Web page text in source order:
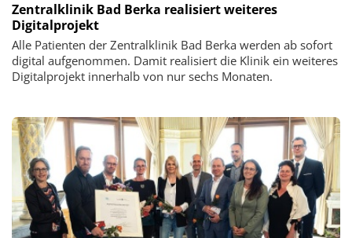
Zentralklinik Bad Berka realisiert weiteres
Digitalprojekt
Alle Patienten der Zentralklinik Bad Berka werden ab sofort
digital aufgenommen. Damit realisiert die Klinik ein weiteres
Digitalprojekt innerhalb von nur sechs Monaten.